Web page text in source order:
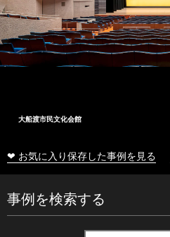
大船渡市民文化会館
❤ お気に入り保存した事例を見る
事例を検索する